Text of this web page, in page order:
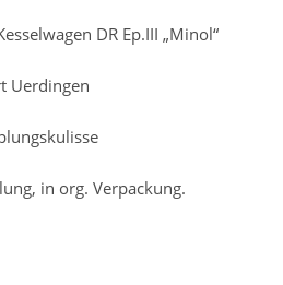
DR Ep.III „Minol“
Uerdingen
in org. Verpackung.